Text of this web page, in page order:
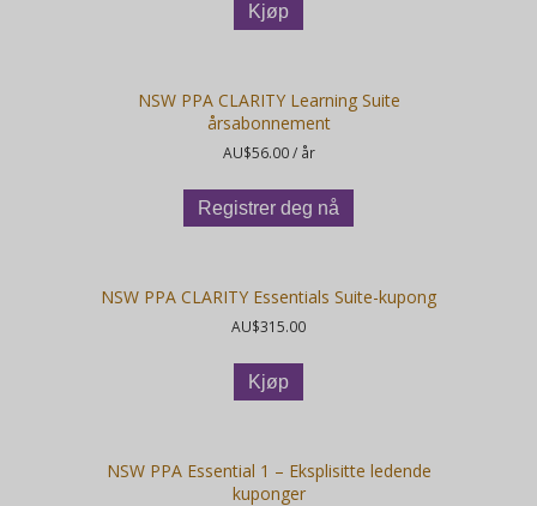
Kjøp
NSW PPA CLARITY Learning Suite
årsabonnement
AU$56.00 / år
Registrer deg nå
NSW PPA CLARITY Essentials Suite-kupong
AU$315.00
Kjøp
NSW PPA Essential 1 – Eksplisitte ledende
kuponger